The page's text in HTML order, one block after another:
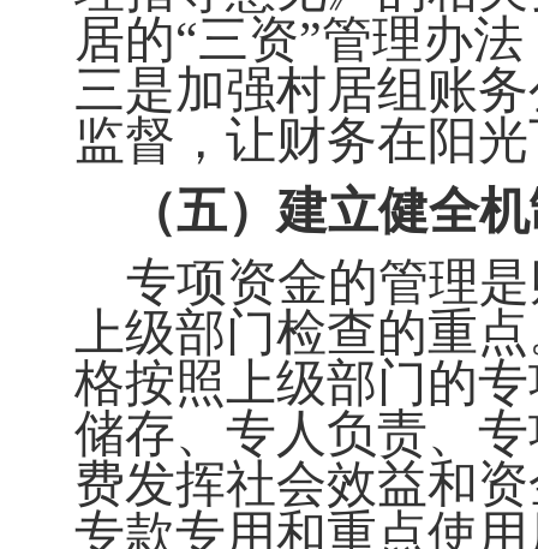
居的“三资”管理办
三是加强村居组账
监督，让财务在阳
（五）建立健全
专项资金的管理
上级部门检查的重
格按照上级部门的
储存、专人负责、
费发挥社会效益和
专款专用和重点使